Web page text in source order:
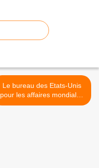
Le bureau des Etats-Unis
pour les affaires mondiales
demande des